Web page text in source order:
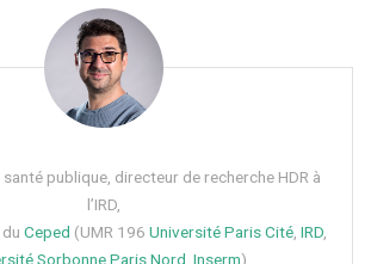
publique, directeur de recherche HDR à
l’IRD,
Ceped (UMR 196 Université Paris Cité, IRD,
Sorbonne Paris Nord Inserm)